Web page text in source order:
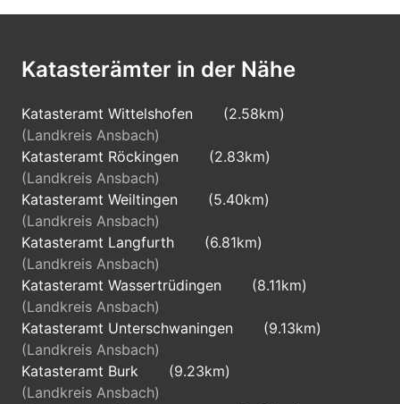
Katasterämter in der Nähe
Katasteramt Wittelshofen
(2.58km)
(Landkreis Ansbach)
Katasteramt Röckingen
(2.83km)
(Landkreis Ansbach)
Katasteramt Weiltingen
(5.40km)
(Landkreis Ansbach)
Katasteramt Langfurth
(6.81km)
(Landkreis Ansbach)
Katasteramt Wassertrüdingen
(8.11km)
(Landkreis Ansbach)
Katasteramt Unterschwaningen
(9.13km)
(Landkreis Ansbach)
Katasteramt Burk
(9.23km)
(Landkreis Ansbach)